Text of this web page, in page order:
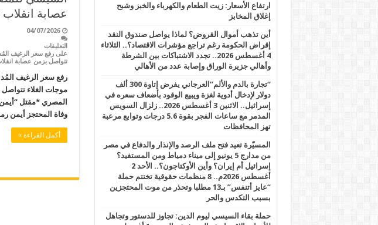
عصابة انقلاب 3 يوليو رغم تراجع النفط والدولار عالميًا
04/07/2026
التعليقات
تتواصل بزمن عصابة انقلاب 3 يوليو رغم تراجع النفط والدولار
وفاة المحتجز
أكمل القراءة »
ارتفاع الأسعار: زيت الطعام والكهرباء والخبز وشبح
إغلاق المخابز
أين تذهب أموال القروض؟ لماذا يواصل صندوق النقد
إقراض الحكومة رغم تراجع مؤشرات الاقتصاد؟.. الثلاثاء
4 أغسطس 2026.. تجدد الاشتباكات بين الشرطة
وأهالي جزيرة الوراق وإصابة عدد من الأهالي
“تجارة بالدم والألم”العرجاني يفرض إتاوة 300 ألف
دولار لإدخال أدوية لغزة ويبيع الوقود بأضعاف سعره في
إسرائيل.. الاثنين 3 أغسطس 2026.. زلزال السويس
المدمر مع ساعات الفجر بقوة 5.6 درجات وتوابع مرعبة
تهز المحافظات
المسيّرة تعيد فتح ملف الرصد والإنذار والدفاع في مصر
من مدارج 5 يونيو إلى ميناء دمياط ومن المستفيد؟
إسرائيل أم إيران؟ وأين الأوكتاجون؟.. الأحد 2
أغسطس 2026م.. 8 منظمات حقوقية تختتم حملة
“عايز أتنفس” بـ13 مطلبا وتحذر من موت المحتجزين
بسبب التكدس والحر
حملة بقاء السيسي ليوم الدين: تجاوز للدستور وتجاهل